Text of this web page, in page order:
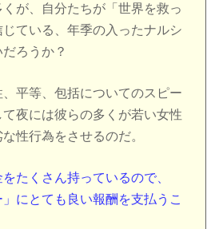
が、自分たちが「世界を救っ
ている、年季の入ったナルシ
ろうか？
平等、包括についてのスピー
夜には彼らの多くが若い女性
性行為をさせるのだ。
たくさん持っているので、
」にとても良い報酬を支払うこ